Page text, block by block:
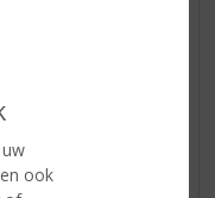
ook